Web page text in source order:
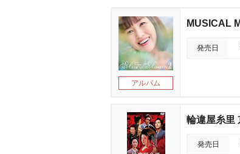
アルバム
MUSICAL
発売日
輪違屋糸里
発売日